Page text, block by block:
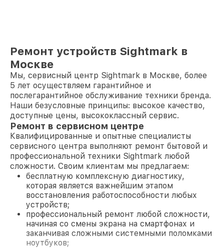
Ремонт устройств Sightmark в
Москве
Мы, сервисный центр Sightmark в Москве, более
5 лет осуществляем гарантийное и
послегарантийное обслуживание техники бренда.
Наши безусловные принципы: высокое качество,
доступные цены, высококлассный сервис.
Ремонт в сервисном центре
Квалифицированные и опытные специалисты
сервисного центра выполняют ремонт бытовой и
профессиональной техники Sightmark любой
сложности. Своим клиентам мы предлагаем:
бесплатную комплексную диагностику,
которая является важнейшим этапом
восстановления работоспособности любых
устройств;
профессиональный ремонт любой сложности,
начиная со смены экрана на смартфонах и
заканчивая сложными системными поломками
ноутбуков;